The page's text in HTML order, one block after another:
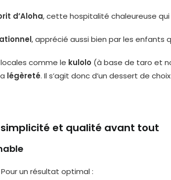
d’Aloha, cette hospitalité chaleureuse
, apprécié aussi bien par les enfants
comme le kulolo (à base de taro et
légèreté. Il s’agit donc d’un dessert de
et qualité avant tout
un résultat optimal :